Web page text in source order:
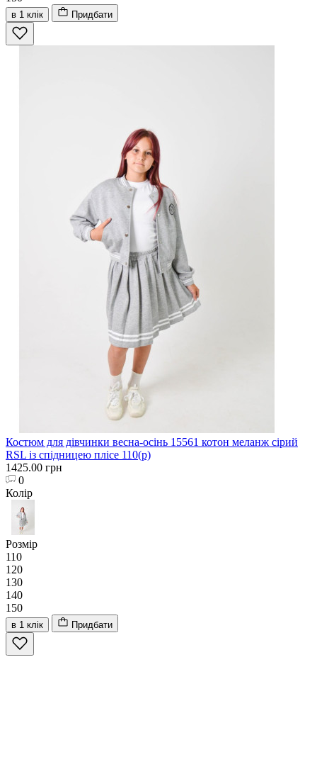
в 1 клік Придбати
Костюм для дівчинки весна-осінь 15561 котон меланж сірий
RSL із спідницею плісе 110(р)
1425.00 грн
0
Колір
Розмір
110
120
130
140
150
в 1 клік Придбати